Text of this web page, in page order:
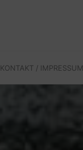
KONTAKT / IMPRESSUM